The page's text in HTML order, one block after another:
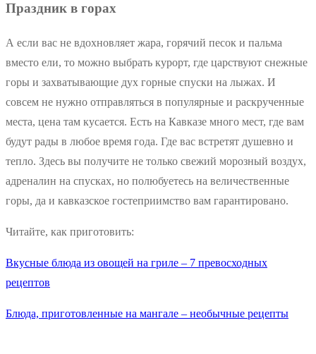
Праздник в горах
А если вас не вдохновляет жара, горячий песок и пальма
вместо ели, то можно выбрать курорт, где царствуют снежные
горы и захватывающие дух горные спуски на лыжах. И
совсем не нужно отправляться в популярные и раскрученные
места, цена там кусается. Есть на Кавказе много мест, где вам
будут рады в любое время года. Где вас встретят душевно и
тепло. Здесь вы получите не только свежий морозный воздух,
адреналин на спусках, но полюбуетесь на величественные
горы, да и кавказское гостеприимство вам гарантировано.
Читайте, как приготовить:
Вкусные блюда из овощей на гриле – 7 превосходных
рецептов
Блюда, приготовленные на мангале – необычные рецепты